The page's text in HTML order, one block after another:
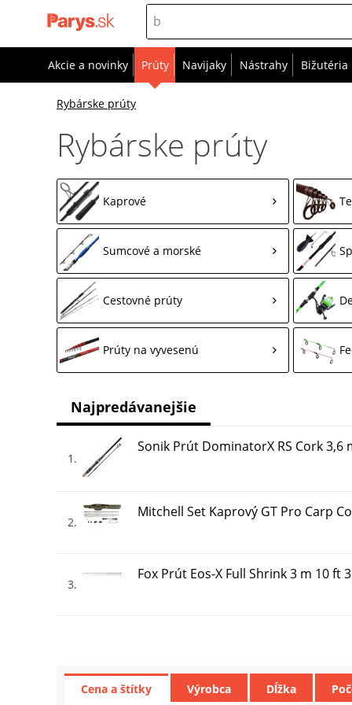
Akcie a novinky Prúty Navijaky Nástrahy Bižutéria
Rybárske prúty
Rybárske prúty
Kaprové
Sumcové a morské
Cestovné prúty
Prúty na vyvesenú
1
Sonik Prút DominatorX RS Cork 3,6
2
Mitchell Set Kaprový GT Pro Carp
3
Fox Prút Eos-X Full Shrink 3 m 10 ft
JRC Prút Defender II Tele 3,6 m 3,5
Najpredávanejšie
Cena a štítky Výrobca Dĺžka